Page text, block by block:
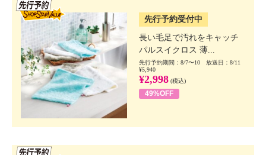
先行予約受付中
長い毛足で汚れをキャッチ
パルスイクロス 薄...
先行予約期間：8/7〜10 放送日：8/11
¥5,940
¥2,998 (税込)
49%OFF